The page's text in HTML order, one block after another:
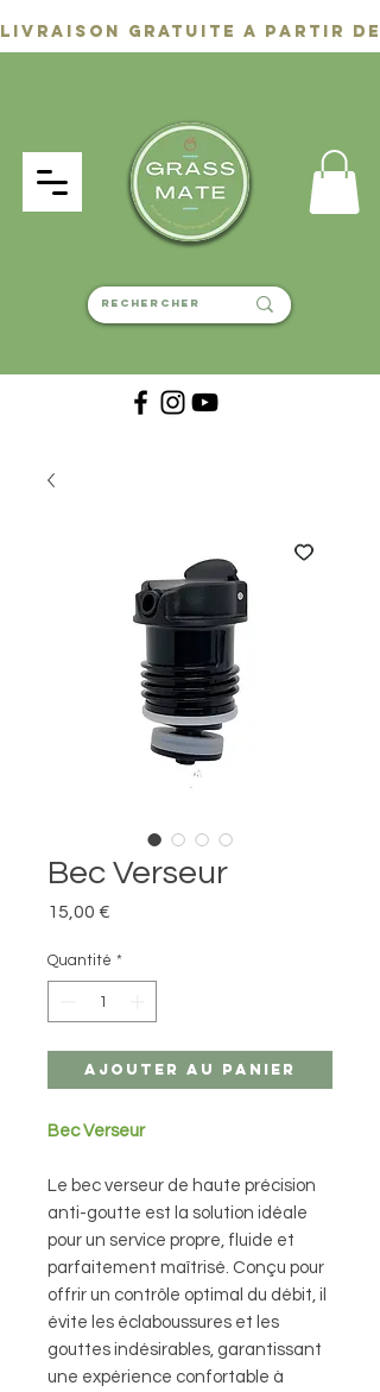
Bec Verseur
15,00 €
Quantité *
Ajouter au panier
Bec Verseur
Le bec verseur de haute précision
anti-goutte est la solution idéale
pour un service propre, fluide et
parfaitement maîtrisé. Conçu pour
offrir un contrôle optimal du débit, il
évite les éclaboussures et les
gouttes indésirables, garantissant
une expérience confortable à